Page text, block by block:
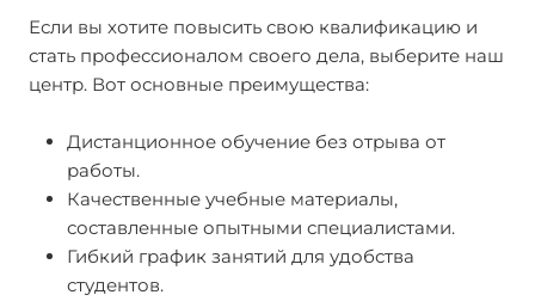
Если вы хотите повысить свою квалификацию и
стать профессионалом своего дела, выберите наш
центр. Вот основные преимущества:
Дистанционное обучение без отрыва от
работы.
Качественные учебные материалы,
составленные опытными специалистами.
Гибкий график занятий для удобства
студентов.